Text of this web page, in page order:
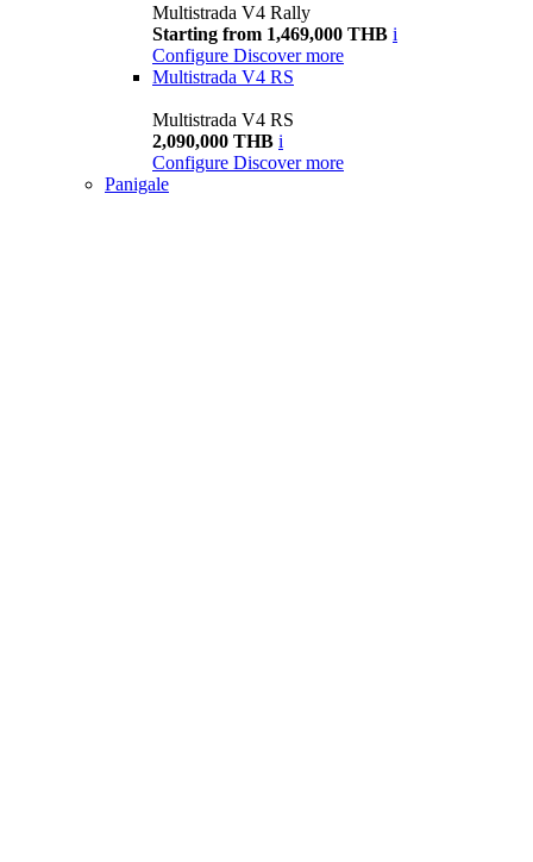
Multistrada V4 Rally
Starting from 1,469,000 THB i
Configure Discover more
Multistrada V4 RS
Multistrada V4 RS
2,090,000 THB i
Configure Discover more
Panigale